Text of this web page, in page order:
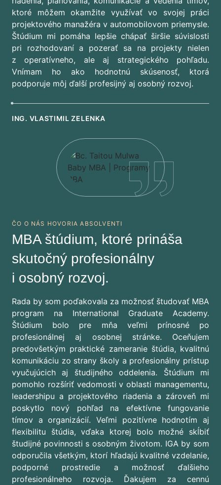
ktoré môžem okamžite využívať vo svojej práci
projektového manažéra v automobilovom priemysle.
Štúdium mi pomáha lepšie chápať širšie súvislosti
pri rozhodovaní a pozerať sa na projekty nielen
z operatívneho, ale aj strategického pohľadu.
Vnímam ho ako hodnotnú skúsenosť, ktorá
podporuje môj ďalší profesijný aj osobný rozvoj.
ING. VLASTIMIL ZELENKA
ČO O NÁS HOVORIA ABSOLVENTI
MBA štúdium, ktoré prináša
skutočný profesionálny
i osobný rozvoj.
Rada by som poďakovala za možnosť študovať MBA
program na International Graduate Academy.
Štúdium bolo pre mňa veľmi prínosné po
profesionálnej aj osobnej stránke. Oceňujem
predovšetkým praktické zameranie štúdia, kvalitnú
komunikáciu zo strany školy a profesionálny prístup
vyučujúcich aj študijného oddelenia. Štúdium mi
pomohlo rozšíriť vedomosti v oblasti managementu,
leadershipu a projektového riadenia a zároveň mi
poskytlo nový pohľad na efektívne fungovanie
tímov a organizácií. Veľmi pozitívne hodnotím aj
flexibilitu štúdia, vďaka ktorej bolo možné skĺbiť
študijné povinnosti s osobným životom. IGA by som
odporučila všetkým, ktorí hľadajú kvalitné vzdelanie,
podporné prostredie a možnosť ďalšieho
profesionálneho rozvoja. Ďakujem za cennú